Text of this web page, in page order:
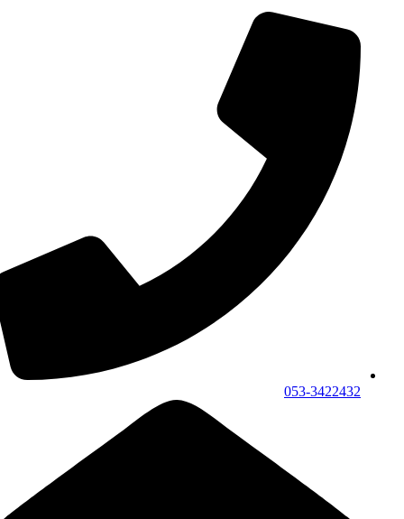
053-3422432